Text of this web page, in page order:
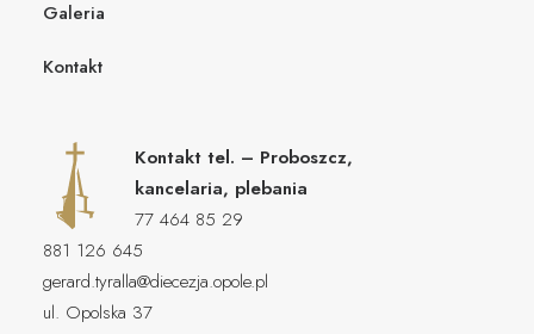
Galeria
Kontakt
Kontakt tel. – Proboszcz,
kancelaria, plebania
77 464 85 29
881 126 645
gerard.tyralla@diecezja.opole.pl
ul. Opolska 37